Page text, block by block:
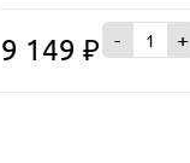
9 149 ₽ - +